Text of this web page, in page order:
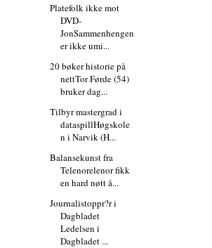
Platefolk ikke mot
DVD-
JonSammenhengen
er ikke umi...
20 bøker historie på
nettTor Førde (54)
bruker dag...
Tilbyr mastergrad i
dataspillHøgskole
n i Narvik (H...
Balansekunst fra
Telenorelenor fikk
en hard nøtt å...
Journalistoppr?r i
Dagbladet
Ledelsen i
Dagbladet ...